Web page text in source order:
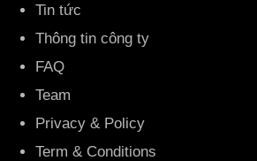
Tin tức
Thông tin công ty
FAQ
Team
Privacy & Policy
Term & Conditions